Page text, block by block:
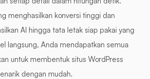
menghasilkan konversi tinggi dan
AI hingga tata letak siap pakai yang
langsung, Anda mendapatkan semua
untuk membentuk situs WordPress
dengan mudah.